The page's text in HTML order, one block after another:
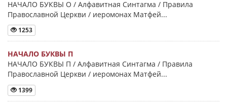
НАЧАЛО БУКВЫ Ο / Алфавитная Синтагма / Правила
Православной Церкви / иеромонах Матфей...
1253
НАЧАЛО БУКВЫ Π
НАЧАЛО БУКВЫ Π / Алфавитная Синтагма / Правила
Православной Церкви / иеромонах Матфей...
1399